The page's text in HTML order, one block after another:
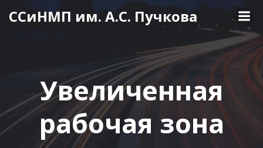
Перейти
к
ССиНМП им. А.С. Пучкова
Увеличенная
рабочая зона